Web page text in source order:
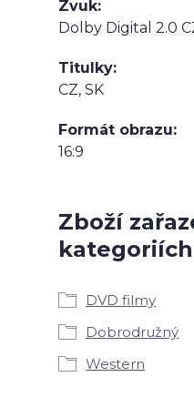
Zvuk
Dolby Digital 2.0
Titulky
CZ, SK
Formát obrazu
16:9
Zboží
kategoriích
DVD filmy
Dobrodružný
Western